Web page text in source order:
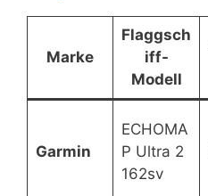
Marke
Flaggsch
iff-
Modell
Garmin
ECHOMA
P Ultra 2
162sv